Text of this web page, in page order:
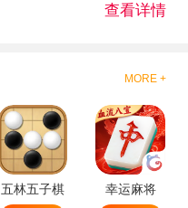
查看详情
MORE +
五林五子棋
幸运麻将